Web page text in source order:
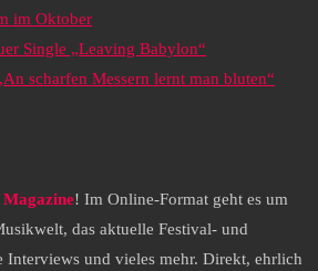
im Oktober
Single „Leaving Babylon“
scharfen Messern lernt man bluten“
! Im Online-Format geht es um
das aktuelle Festival- und
Interviews und vieles mehr. Direkt, ehrlich